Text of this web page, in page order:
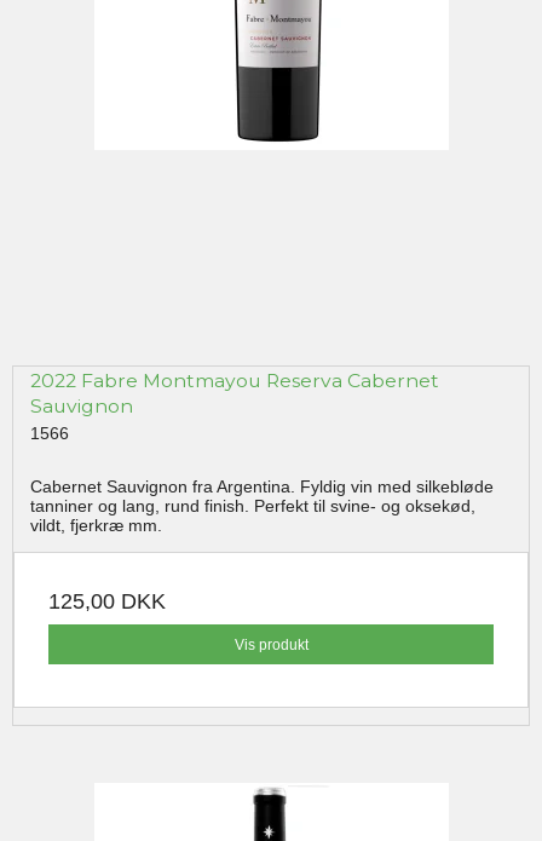
2022 Fabre Montmayou Reserva Cabernet
Sauvignon
1566
Cabernet Sauvignon fra Argentina. Fyldig vin med silkebløde
tanniner og lang, rund finish. Perfekt til svine- og oksekød,
vildt, fjerkræ mm.
125,00 DKK
Vis produkt